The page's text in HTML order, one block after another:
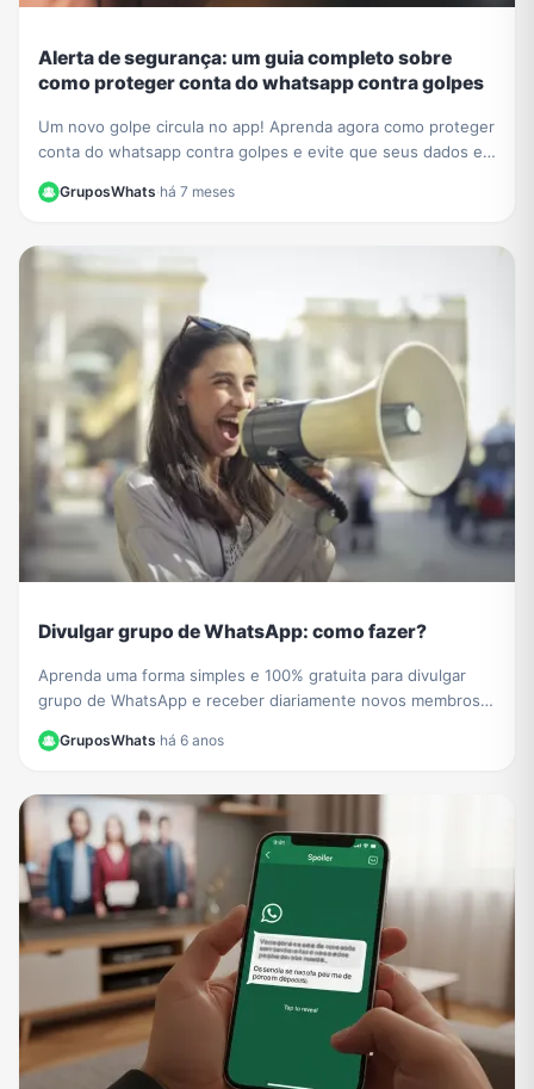
Alerta de segurança: um guia completo sobre
como proteger conta do whatsapp contra golpes
Um novo golpe circula no app! Aprenda agora como proteger
conta do whatsapp contra golpes e evite que seus dados e
GruposWhats·há 7 meses
Divulgar grupo de WhatsApp: como fazer?
Aprenda uma forma simples e 100% gratuita para divulgar
grupo de WhatsApp e receber diariamente novos membros e
GruposWhats·há 6 anos